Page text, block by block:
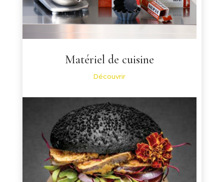
Matériel de cuisine
Découvrir